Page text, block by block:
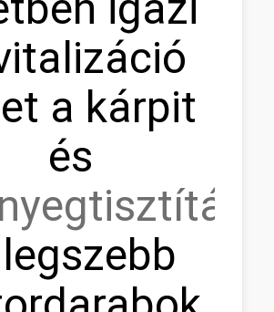
a kárpit
és